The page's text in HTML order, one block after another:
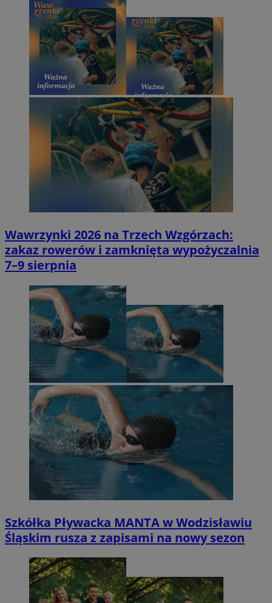
Wawrzynki 2026 na Trzech Wzgórzach:
zakaz rowerów i zamknięta wypożyczalnia
7–9 sierpnia
Szkółka Pływacka MANTA w Wodzisławiu
Śląskim rusza z zapisami na nowy sezon